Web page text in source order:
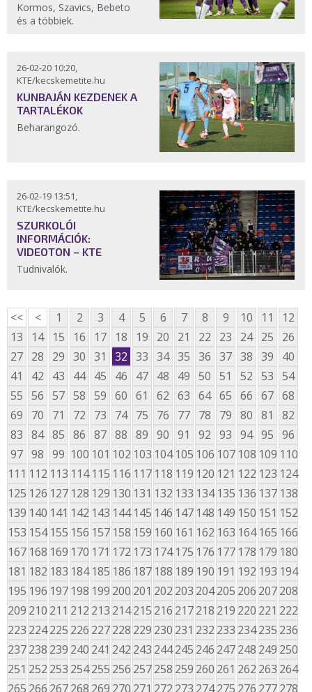
Kormos, Szavics, Bebeto
és a többiek.
26-02-20 10:20,
KTE/kecskemetite.hu
KUNBAJÁN KEZDENEK A
TARTALÉKOK
Beharangozó.
26-02-19 13:51,
KTE/kecskemetite.hu
SZURKOLÓI
INFORMÁCIÓK:
VIDEOTON – KTE
Tudnivalók.
<< < 1 2 3 4 5 6 7 8 9 10 11
12
13
14 15 16 17 18 19 20 21 22 23 24 25
26
27 28 29 30 31 32 33 34 35 36 37 38 39
40
41
42 43 44 45 46 47 48 49 50 51 52 53 54
55 56 57 58 59 60 61 62 63 64 65 66 67 68
69
70 71 72 73 74 75 76 77 78 79 80 81
82
83 84 85 86 87 88 89 90 91 92 93 94 95 96
97 98 99 100 101 102 103 104 105 106 107 108 109 110
111 112 113 114 115 116 117 118 119 120 121 122 123 124
125 126 127 128 129 130 131 132 133 134 135 136 137 138
139 140 141 142 143 144 145 146 147 148 149 150 151 152
153 154 155 156 157 158 159 160 161 162 163 164 165 166
167 168 169 170 171 172 173 174 175 176 177 178 179 180
181 182 183 184 185 186 187 188 189 190 191 192 193 194
195 196 197 198 199 200 201 202 203 204205 206 207208
209 210 211 212 213 214215 216 217218 219 220 221 222
223 224225 226 227228 229 230 231 232 233 234235 236
237238 239 240 241 242 243 244245 246 247248 249 250
251 252 253 254255 256 257258 259 260 261 262 263 264
265 266 267268 269 270 271 272 273 274275 276 277278